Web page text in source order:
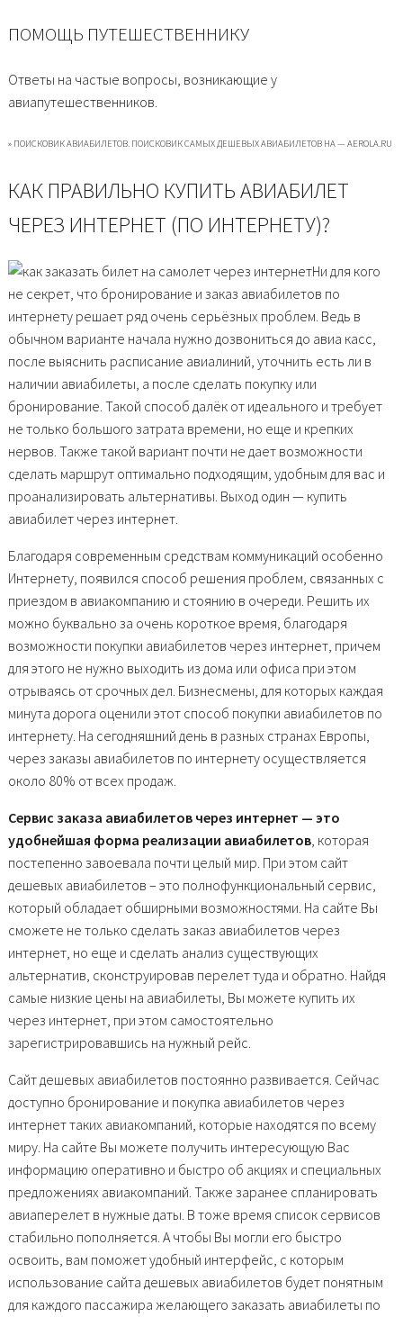
ПОМОЩЬ ПУТЕШЕСТВЕННИКУ
Ответы на частые вопросы, возникающие у
авиапутешественников.
» ПОИСКОВИК АВИАБИЛЕТОВ. ПОИСКОВИК САМЫХ ДЕШЕВЫХ АВИАБИЛЕТОВ НА — AEROLA.RU
КАК ПРАВИЛЬНО КУПИТЬ АВИАБИЛЕТ
ЧЕРЕЗ ИНТЕРНЕТ (ПО ИНТЕРНЕТУ)?
Ни для кого
не секрет, что бронирование и заказ авиабилетов по
интернету решает ряд очень серьёзных проблем. Ведь в
обычном варианте начала нужно дозвониться до авиа касс,
после выяснить расписание авиалиний, уточнить есть ли в
наличии авиабилеты, а после сделать покупку или
бронирование. Такой способ далёк от идеального и требует
не только большого затрата времени, но еще и крепких
нервов. Также такой вариант почти не дает возможности
сделать маршрут оптимально подходящим, удобным для вас и
проанализировать альтернативы. Выход один — купить
авиабилет через интернет.
Благодаря современным средствам коммуникаций особенно
Интернету, появился способ решения проблем, связанных с
приездом в авиакомпанию и стоянию в очереди. Решить их
можно буквально за очень короткое время, благодаря
возможности покупки авиабилетов через интернет, причем
для этого не нужно выходить из дома или офиса при этом
отрываясь от срочных дел. Бизнесмены, для которых каждая
минута дорога оценили этот способ покупки авиабилетов по
интернету. На сегодняшний день в разных странах Европы,
через заказы авиабилетов по интернету осуществляется
около 80% от всех продаж.
Сервис заказа авиабилетов через интернет — это
удобнейшая форма реализации авиабилетов, которая
постепенно завоевала почти целый мир. При этом сайт
дешевых авиабилетов – это полнофункциональный сервис,
который обладает обширными возможностями. На сайте Вы
сможете не только сделать заказ авиабилетов через
интернет, но еще и сделать анализ существующих
альтернатив, сконструировав перелет туда и обратно. Найдя
самые низкие цены на авиабилеты, Вы можете купить их
через интернет, при этом самостоятельно
зарегистрировавшись на нужный рейс.
Сайт дешевых авиабилетов постоянно развивается. Сейчас
доступно бронирование и покупка авиабилетов через
интернет таких авиакомпаний, которые находятся по всему
миру. На сайте Вы можете получить интересующую Вас
информацию оперативно и быстро об акциях и специальных
предложениях авиакомпаний. Также заранее спланировать
авиаперелет в нужные даты. В тоже время список сервисов
стабильно пополняется. А чтобы Вы могли его быстро
освоить, вам поможет удобный интерфейс, с которым
использование сайта дешевых авиабилетов будет понятным
для каждого пассажира желающего заказать авиабилеты по